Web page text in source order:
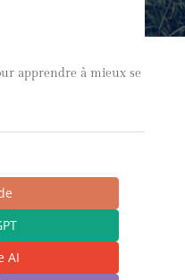
apprendre à mieux se
AI